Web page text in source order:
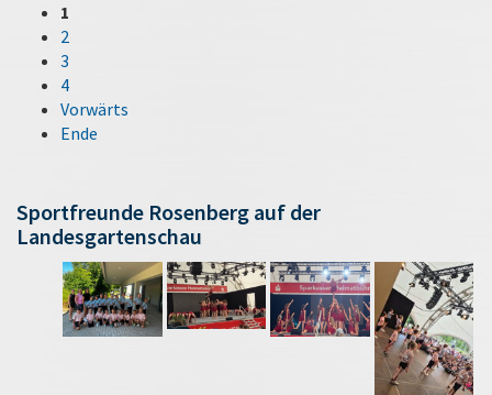
1
2
3
4
Vorwärts
Ende
Sportfreunde Rosenberg auf der
Landesgartenschau